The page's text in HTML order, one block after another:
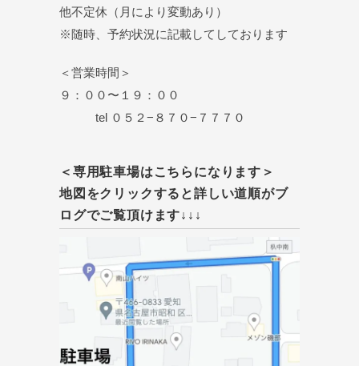
他不定休（月により変動あり）
※随時、予約状況に記載してしております
＜営業時間＞
９：００〜１９：００
tel ０５２−８７０−７７７０
＜専用駐車場はこちらになります＞
地図をクリックすると詳しい道順がブ
ログでご覧頂けます↓↓↓